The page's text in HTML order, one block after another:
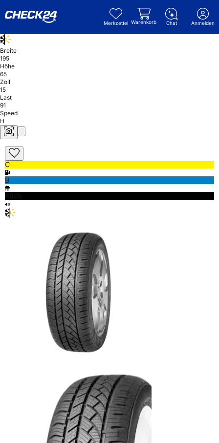
Merkzettel Warenkorb Chat Anmelden
Breite
195
Höhe
65
Zoll
15
Last
91
Speed
H
C
B
68db